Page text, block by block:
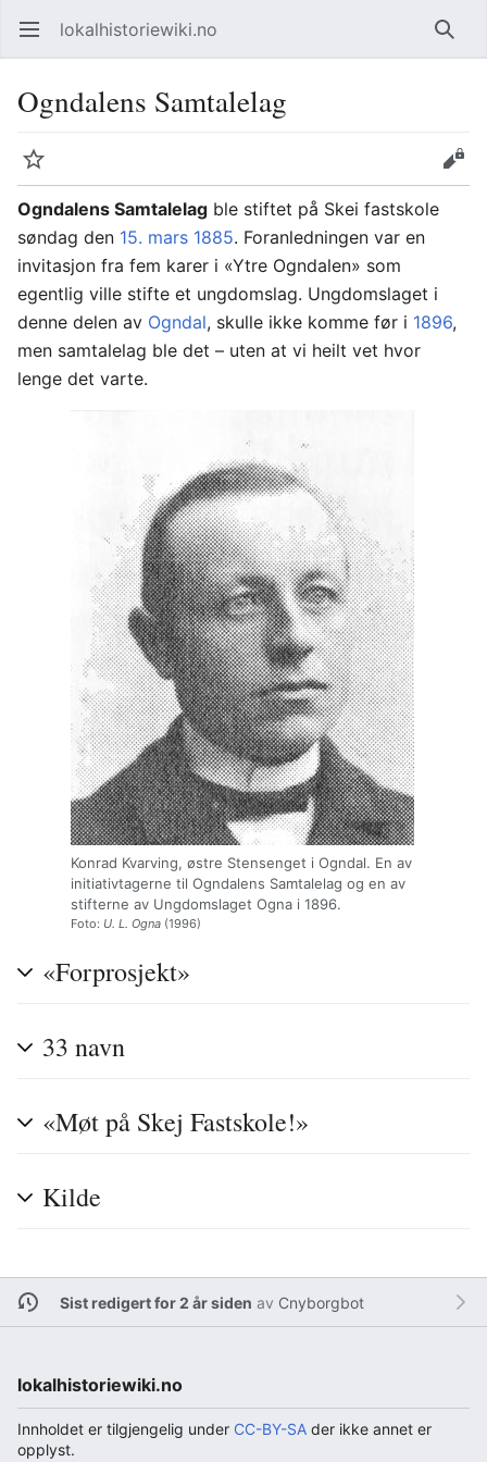
Åpne hovedmenyen lokalhistoriewiki.no Søk
Ogndalens Samtalelag
Overvåk
Rediger
Ogndalens Samtalelag ble stiftet på Skei fastskole
søndag den 15. mars 1885. Foranledningen var en
invitasjon fra fem karer i «Ytre Ogndalen» som
egentlig ville stifte et ungdomslag. Ungdomslaget i
denne delen av Ogndal, skulle ikke komme før i 1896,
men samtalelag ble det – uten at vi heilt vet hvor
lenge det varte.
Konrad Kvarving, østre Stensenget i Ogndal. En av
initiativtagerne til Ogndalens Samtalelag og en av
stifterne av Ungdomslaget Ogna i 1896.
Foto: U. L. Ogna (1996)
«Forprosjekt»
33 navn
«Møt på Skej Fastskole!»
Kilde
Sist redigert for 2 år siden av Cnyborgbot
lokalhistoriewiki.no
Innholdet er tilgjengelig under CC-BY-SA der ikke annet er
opplyst.